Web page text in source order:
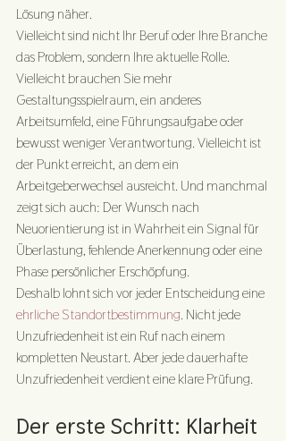
Lösung näher.
Vielleicht sind nicht Ihr Beruf oder Ihre Branche
das Problem, sondern Ihre aktuelle Rolle.
Vielleicht brauchen Sie mehr
Gestaltungsspielraum, ein anderes
Arbeitsumfeld, eine Führungsaufgabe oder
bewusst weniger Verantwortung. Vielleicht ist
der Punkt erreicht, an dem ein
Arbeitgeberwechsel ausreicht. Und manchmal
zeigt sich auch: Der Wunsch nach
Neuorientierung ist in Wahrheit ein Signal für
Überlastung, fehlende Anerkennung oder eine
Phase persönlicher Erschöpfung.
Deshalb lohnt sich vor jeder Entscheidung eine
ehrliche Standortbestimmung. Nicht jede
Unzufriedenheit ist ein Ruf nach einem
kompletten Neustart. Aber jede dauerhafte
Unzufriedenheit verdient eine klare Prüfung.
Der erste Schritt: Klarheit